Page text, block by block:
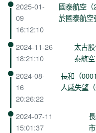
2025-01-
09
16:12:10
國泰航空
於國泰航空
2024-11-26
18:21:10
太古
泰航空
2024-08-
16
20:26:22
長和（
人感失望
2024-07-11
15:01:37
市